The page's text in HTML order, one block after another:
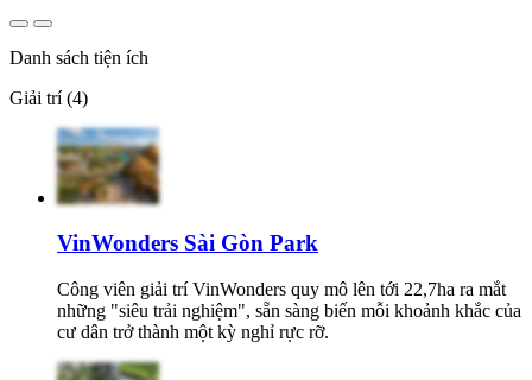
Danh sách tiện ích
Giải trí (4)
VinWonders Sài Gòn Park
Công viên giải trí VinWonders quy mô lên tới 22,7ha ra mắt
những "siêu trải nghiệm", sẵn sàng biến mỗi khoảnh khắc của
cư dân trở thành một kỳ nghỉ rực rỡ.